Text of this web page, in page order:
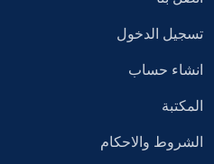
تسجيل الدخول
انشاء حساب
المكتبة
الشروط والاحكام